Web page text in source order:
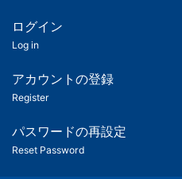
ツ
匿
名
ユ
ー
ログイン
Log in
アカウントの登録
Register
パスワードの再設定
Reset Password